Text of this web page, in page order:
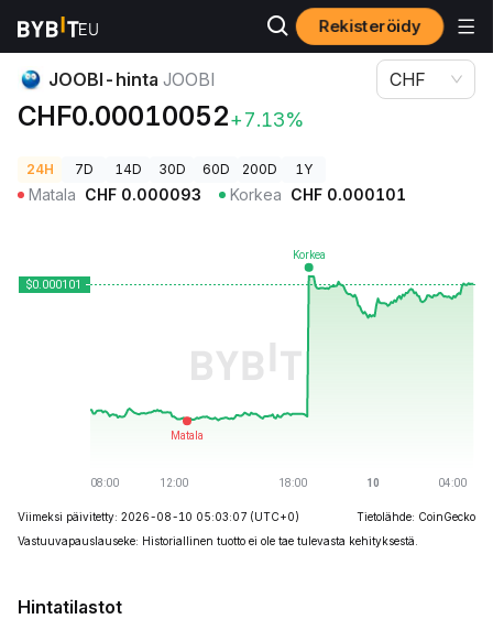
Rekisteröidy
Kryptohinnat
JOOBI-hinta JOOBI
CHF0.00010052+7.13%
CHF
24H 7D 14D 30D 60D 200D 1Y
Matala CHF 0.000093 Korkea CHF 0.000101
Viimeksi päivitetty: 2026-08-10 05:03:07 (UTC+0)
Tietolähde: CoinGecko
Vastuuvapauslauseke: Historiallinen tuotto ei ole tae tulevasta kehityksestä.
Hintatilastot